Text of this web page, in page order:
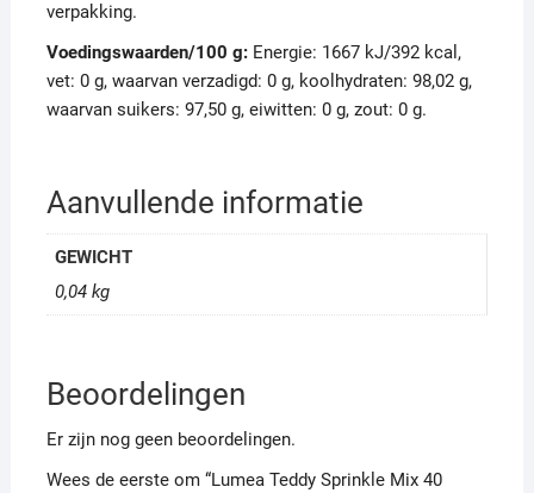
verpakking.
Voedingswaarden/100 g:Energie: 1667 kJ/392 kcal,
vet: 0 g, waarvan verzadigd: 0 g, koolhydraten: 98,02 g,
waarvan suikers: 97,50 g, eiwitten: 0 g, zout: 0 g.
Aanvullende informatie
GEWICHT
0,04 kg
Beoordelingen
Er zijn nog geen beoordelingen.
Wees de eerste om “Lumea Teddy Sprinkle Mix 40